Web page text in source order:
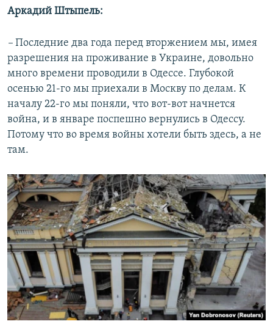
Аркадий Штыпель:
– Последние два года перед вторжением мы, имея
разрешения на проживание в Украине, довольно
много времени проводили в Одессе. Глубокой
осенью 21-го мы приехали в Москву по делам. К
началу 22-го мы поняли, что вот-вот начнется
война, и в январе поспешно вернулись в Одессу.
Потому что во время войны хотели быть здесь, а не
там.